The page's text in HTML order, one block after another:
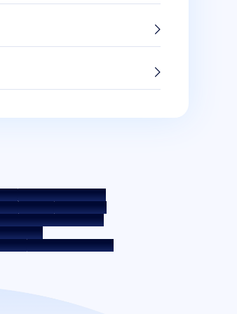
ನಿಯಮ ಮತ್ತು ಷರತ್ತುಗಳು
ಬಡ್ಡಿ ದರ
ಬಡ್ಡಿ ದರ ನೀತಿ
- SMA/ NPA ವರ್ಗೀಕರಣ
ಸಿಕೆವೈಸಿ ಜಾಗೃತಿ ವಿಡಿಯೋ